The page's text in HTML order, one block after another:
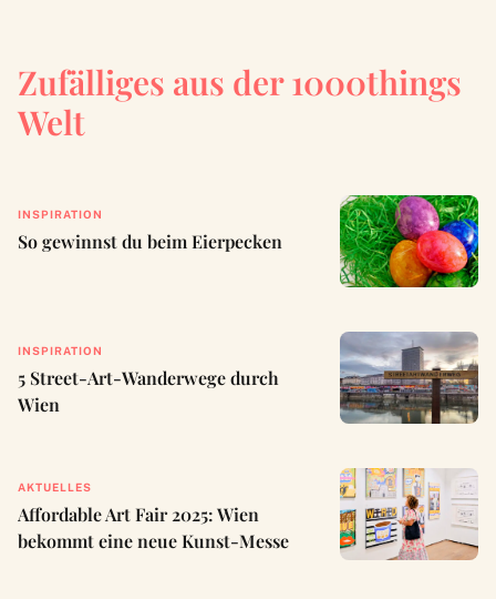
Zufälliges aus der 1000things
Welt
INSPIRATION
So gewinnst du beim Eierpecken
INSPIRATION
5 Street-Art-Wanderwege durch
Wien
AKTUELLES
Affordable Art Fair 2025: Wien
bekommt eine neue Kunst-Messe